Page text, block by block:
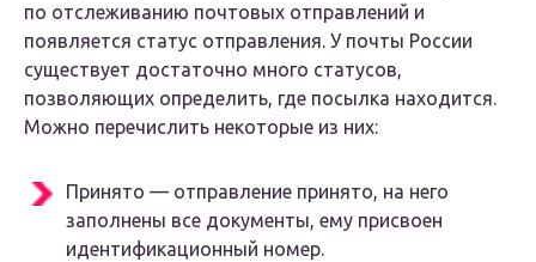
по отслеживанию почтовых отправлений и
появляется статус отправления. У почты России
существует достаточно много статусов,
позволяющих определить, где посылка находится.
Можно перечислить некоторые из них:
Принято — отправление принято, на него
заполнены все документы, ему присвоен
идентификационный номер.